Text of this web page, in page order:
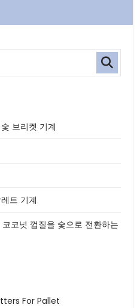
브리켓 기계
트 기계
코넛 껍질을 숯으로 전환하는
For Pallet